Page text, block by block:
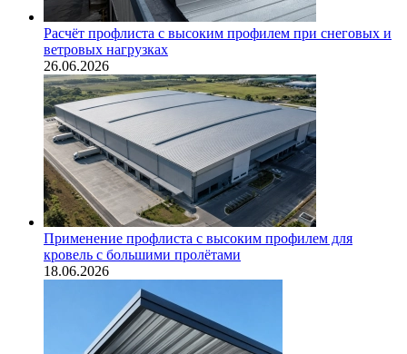
Расчёт профлиста с высоким профилем при снеговых и
ветровых нагрузках
26.06.2026
Применение профлиста с высоким профилем для
кровель с большими пролётами
18.06.2026